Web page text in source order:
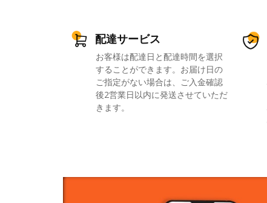
配達サービス
お客様は配達日と配達時間を選択
することができます。お届け日の
ご指定がない場合は、ご入金確認
後2営業日以内に発送させていただ
きます。